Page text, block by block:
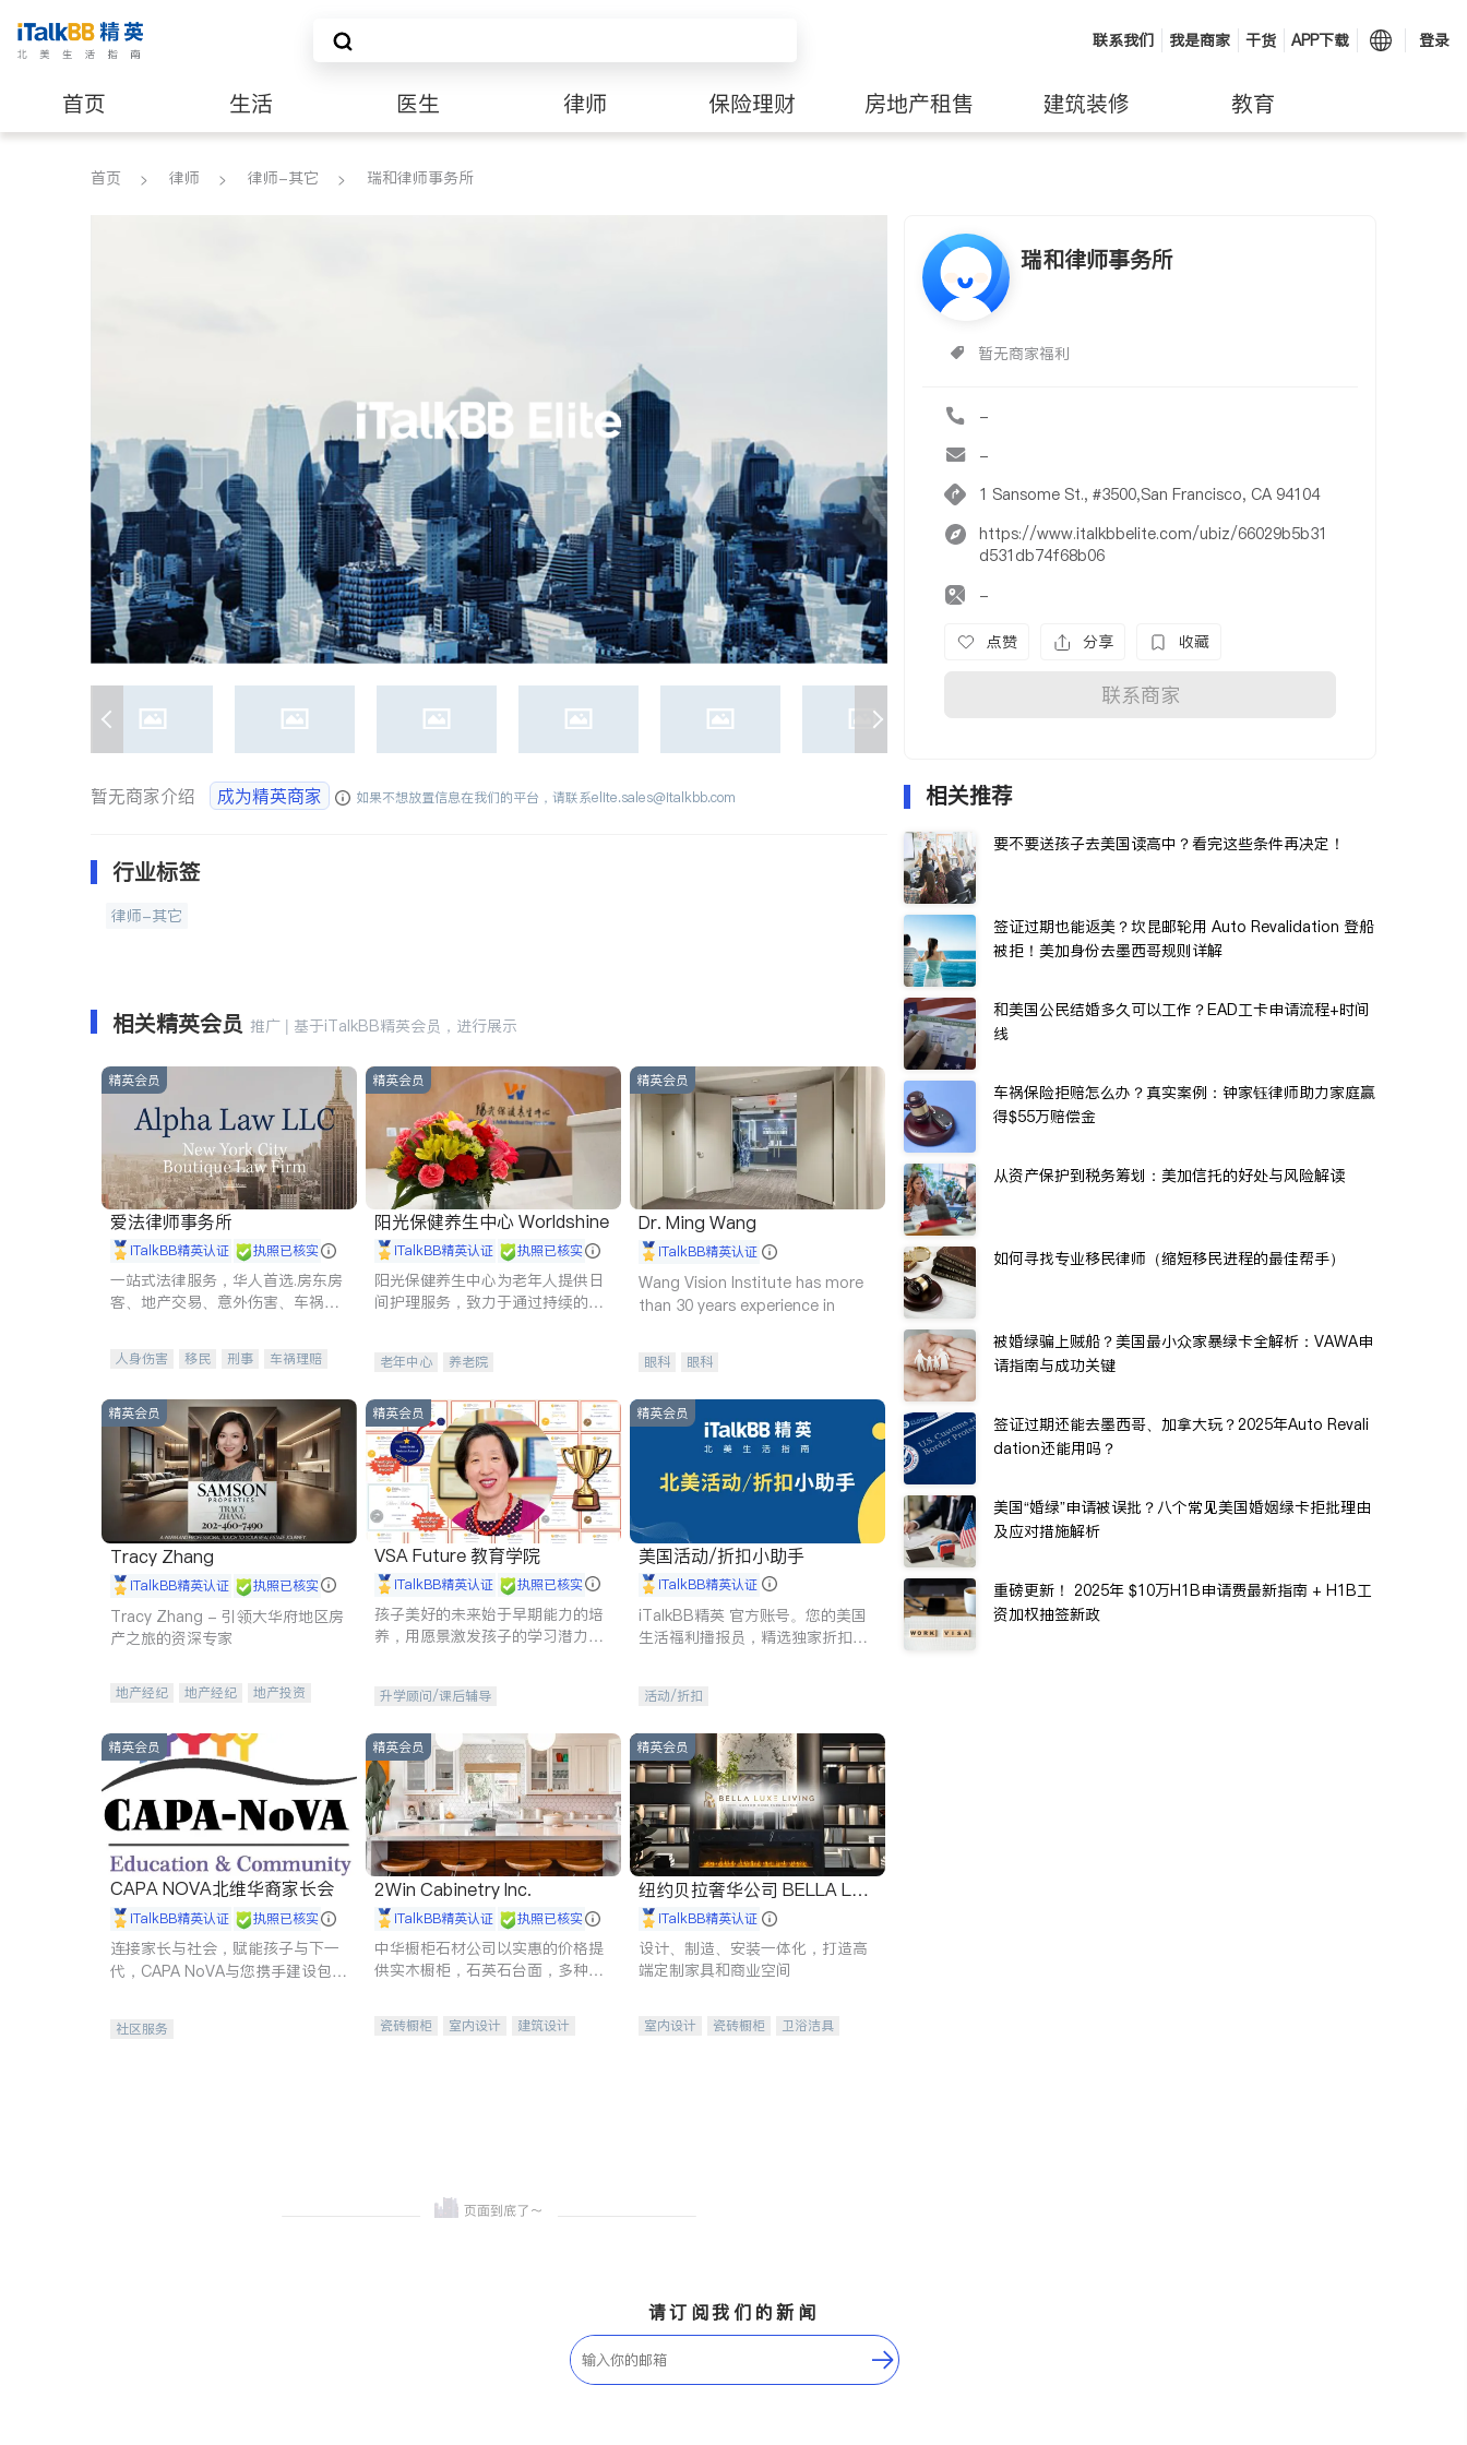
联系我们 我是商家 干货 APP下载 登录
首页 生活 医生 律师 保险理财 房地产租售 建筑装修 教育
养老 非盈利组织
首页 律师 律师-其它 瑞和律师事务所
瑞和律师事务所
暂无商家福利
-
-
1 Sansome St., #3500,San Francisco, CA 94104
https://www.italkbbelite.com/ubiz/66029b5b31
d531db74f68b06
-
点赞 分享 收藏
联系商家
暂无商家介绍 成为精英商家 如果不想放置信息在我们的平台，请联系elite.sales@italkbb.com
行业标签
律师-其它
相关精英会员 推广 | 基于iTalkBB精英会员，进行展示
精英会员
爱法律师事务所
iTalkBB精英认证 执照已核实
一站式法律服务，华人首选.房东房
客、地产交易、意外伤害、车祸重
人身伤害 移民 刑事
车祸理赔
商标注册
索赔 律师-其它 保释
精英会员
阳光保健养生中心 Worldshine
iTalkBB精英认证 执照已核实
阳光保健养生中心为老年人提供日
间护理服务，致力于通过持续的护
老年中心 养老院
精英会员
Dr. Ming Wang
iTalkBB精英认证
Wang Vision Institute has more
than 30 years experience in
眼科 眼科
精英会员
Tracy Zhang
iTalkBB精英认证 执照已核实
Tracy Zhang - 引领大华府地区房
产之旅的资深专家
地产经纪 地产经纪
地产投资
精英会员
VSA Future 教育学院
iTalkBB精英认证 执照已核实
孩子美好的未来始于早期能力的培
养，用愿景激发孩子的学习潜力和
升学顾问/课后辅导
精英会员
美国活动/折扣小助手
iTalkBB精英认证
iTalkBB精英 官方账号。您的美国
生活福利播报员，精选独家折扣、
活动/折扣
精英会员
CAPA NOVA北维华裔家长会
iTalkBB精英认证 执照已核实
连接家长与社会，赋能孩子与下一
代，CAPA NoVA与您携手建设包
社区服务
精英会员
2Win Cabinetry Inc.
iTalkBB精英认证 执照已核实
中华橱柜石材公司以实惠的价格提
供实木橱柜，石英石台面，多种优
机。品质厨房，家的选择。
瓷砖橱柜 室内设计
建筑设计
精英会员
纽约贝拉奢华公司 BELLA LUX
E iTalkBB精英认证
设计、制造、安装一体化，打造高
端定制家具和商业空间
室内设计 瓷砖橱柜
卫浴洁具
相关推荐
要不要送孩子去美国读高中？看完这些条件再决定！
签证过期也能返美？坎昆邮轮用 Auto Revalidation 登船
被拒！美加身份去墨西哥规则详解
和美国公民结婚多久可以工作？EAD工卡申请流程+时间
线
车祸保险拒赔怎么办？真实案例：钟家钰律师助力家庭赢
得$55万赔偿金
从资产保护到税务筹划：美加信托的好处与风险解读
如何寻找专业移民律师（缩短移民进程的最佳帮手）
被婚绿骗上贼船？美国最小众家暴绿卡全解析：VAWA申
请指南与成功关键
签证过期还能去墨西哥、加拿大玩？2025年Auto Revali
dation还能用吗？
美国“婚绿”申请被误批？八个常见美国婚姻绿卡拒批理由
及应对措施解析
重磅更新！ 2025年 $10万H1B申请费最新指南 + H1B工
资加权抽签新政
请订阅我们的新闻